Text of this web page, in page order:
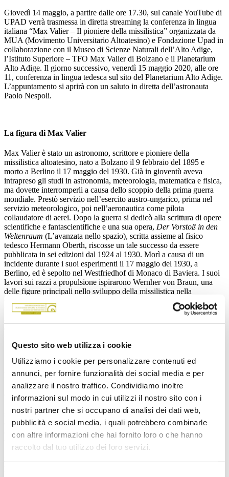
Questo sito web utilizza i cookie
Utilizziamo i cookie per personalizzare contenuti ed
annunci, per fornire funzionalità dei social media e per
analizzare il nostro traffico. Condividiamo inoltre
informazioni sul modo in cui utilizzi il nostro sito con i
nostri partner che si occupano di analisi dei dati web,
pubblicità e social media, i quali potrebbero combinarle
con altre informazioni che hai fornito loro o che hanno
raccolto dal tuo utilizzo dei loro servizi.
Giovedì 14 maggio, a partire dalle ore 17.30, sul canale YouTube di
UPAD verrà trasmessa in diretta streaming la conferenza in lingua
italiana “Max Valier – Il pioniere della missilistica” organizzata da
MUA (Movimento Universitario Altoatesino) e Fondazione Upad in
collaborazione con il Museo di Scienze Naturali dell’Alto Adige,
l’Istituto Superiore – TFO Max Valier di Bolzano e il Planetarium
Alto Adige. Il giorno successivo, venerdì 15 maggio 2020, alle ore
11, conferenza in lingua tedesca sul sito del Planetarium Alto Adige.
L’appuntamento si aprirà con un saluto in diretta dell’astronauta
Paolo Nespoli.
La figura di Max Valier
Max Valier è stato un astronomo, scrittore e pioniere della
missilistica altoatesino, nato a Bolzano il 9 febbraio del 1895 e
morto a Berlino il 17 maggio del 1930. Già in gioventù aveva
intrapreso gli studi in astronomia, meteorologia, matematica e fisica,
ma dovette interromperli a causa dello scoppio della prima guerra
mondiale. Prestò servizio nell’esercito austro-ungarico, prima nel
servizio meteorologico, poi nell’aeronautica come pilota
collaudatore di aerei. Dopo la guerra si dedicò alla scrittura di opere
scientifiche e fantascientifiche e una sua opera, Der Vorstoß in den
Weltenraum (L’avanzata nello spazio), scritta assieme al fisico
tedesco Hermann Oberth, riscosse un tale successo da essere
pubblicata in sei edizioni dal 1924 al 1930. Morì a causa di un
incidente durante i suoi esperimenti il 17 maggio del 1930, a
Berlino, ed è sepolto nel Westfriedhof di Monaco di Baviera. I suoi
lavori sui razzi a propulsione ispirarono Wernher von Braun, una
delle figure principali nello sviluppo della missilistica nella
Germania nazista prima e negli Stati Uniti poi. La figura di Max
Valier è talmente celebre che i suoi lavori sono spesso ricordati
La conferenza
Giovedì 14 maggio, a partire dalle ore 17.30, sul canale YouTube di
streaming: ne parleremo con l’astrofisico dott. David Gruber,
direttore del Museo di Scienze Naturali dell’Alto Adige, grande
esperto della figura di Max Valier (ha già avuto modo di tenere sul
Willimek, dirigente dell’Istituto Superiore TFO “Max Valier” di
Bolzano. La Technologische Fachoberschule “Max Valier” è infatti